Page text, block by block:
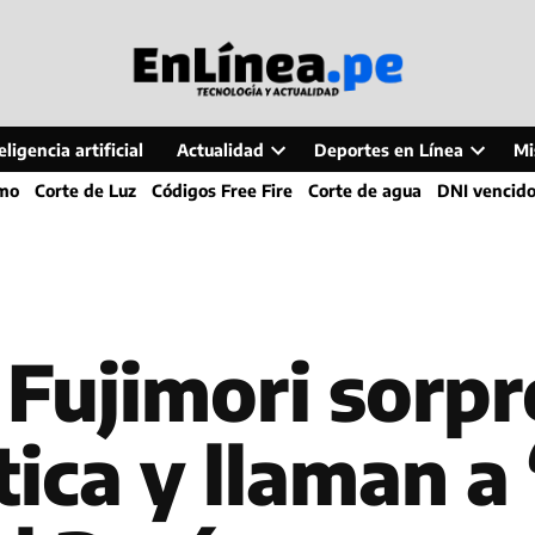
artificial Actualidad
Open
dropdown
Deportes en Línea
Open
dropdown
Corte de Luz Códigos Free Fire Corte de agua DNI vencido
y llaman a